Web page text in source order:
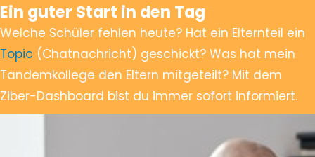
Ein guter Start in den Tag
Welche Schüler fehlen heute? Hat ein Elternteil ein
Topic (Chatnachricht) geschickt? Was hat mein
Tandemkollege den Eltern mitgeteilt? Mit dem
Ziber-Dashboard bist du immer sofort informiert.